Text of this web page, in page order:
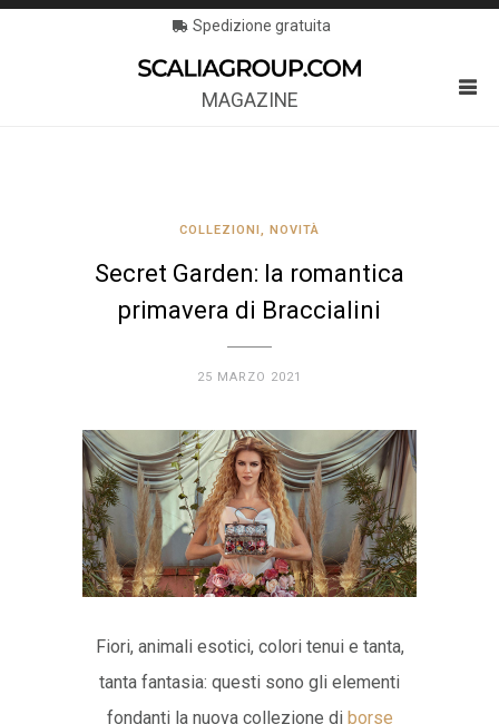
Spedizione gratuita
MAGAZINE
COLLEZIONI, NOVITÀ
Secret Garden: la romantica
primavera di Braccialini
25 MARZO 2021
Fiori, animali esotici, colori tenui e tanta,
tanta fantasia: questi sono gli elementi
fondanti la nuova collezione di borse